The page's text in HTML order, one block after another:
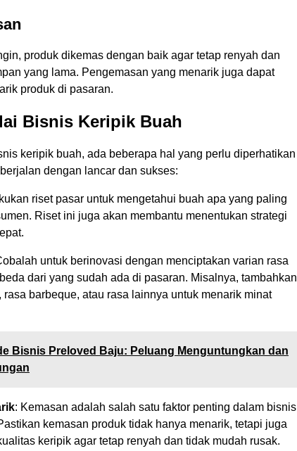
produk dikemas dengan baik agar tetap renyah dan
yang lama. Pengemasan yang menarik juga dapat
produk di pasaran.
Bisnis Keripik Buah
keripik buah, ada beberapa hal yang perlu diperhatikan
dengan lancar dan sukses:
riset pasar untuk mengetahui buah apa yang paling
Riset ini juga akan membantu menentukan strategi
untuk berinovasi dengan menciptakan varian rasa
dari yang sudah ada di pasaran. Misalnya, tambahkan
rasa barbeque, atau rasa lainnya untuk menarik minat
Bisnis Preloved Baju: Peluang Menguntungkan dan
: Kemasan adalah salah satu faktor penting dalam bisnis
kemasan produk tidak hanya menarik, tetapi juga
keripik agar tetap renyah dan tidak mudah rusak.